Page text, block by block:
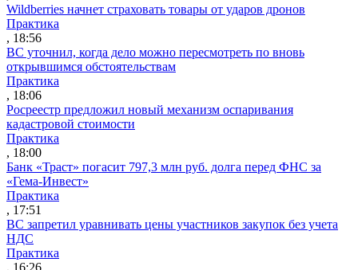
Wildberries начнет страховать товары от ударов дронов
Практика
, 18:56
ВС уточнил, когда дело можно пересмотреть по вновь
открывшимся обстоятельствам
Практика
, 18:06
Росреестр предложил новый механизм оспаривания
кадастровой стоимости
Практика
, 18:00
Банк «Траст» погасит 797,3 млн руб. долга перед ФНС за
«Гема-Инвест»
Практика
, 17:51
ВС запретил уравнивать цены участников закупок без учета
НДС
Практика
, 16:26